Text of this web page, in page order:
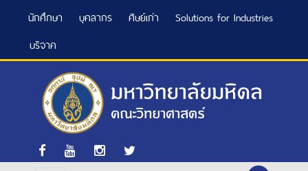
นักศึกษา บุคลากร ศิษย์เก่า
Solutions for Industries
บริจาค